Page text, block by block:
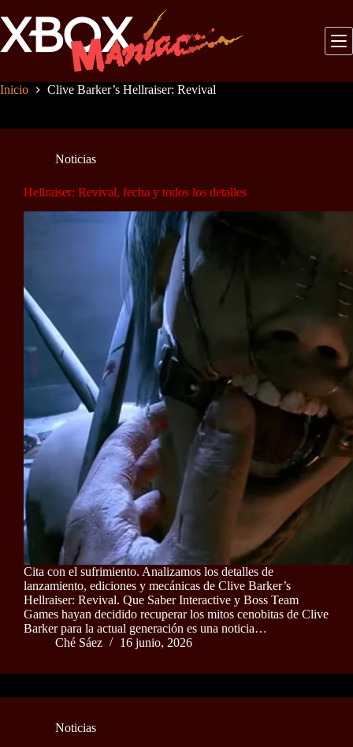
al
contenido
Inicio Clive Barker’s Hellraiser: Revival
Noticias
Hellraiser: Revival, fecha y todos los detalles
Cita con el sufrimiento. Analizamos los detalles de
lanzamiento, ediciones y mecánicas de Clive Barker’s
Hellraiser: Revival. Que Saber Interactive y Boss Team
Games hayan decidido recuperar los mitos cenobitas de Clive
Barker para la actual generación es una noticia…
Ché Sáez
16 junio, 2026
Noticias